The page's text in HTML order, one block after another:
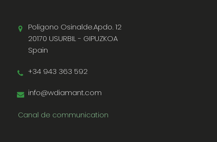
Poligono Osinalde.Apdo. 12
20170 USURBIL - GIPUZKOA
Spain
+34 943 363 592
info@wdiamant.com
Canal de communication